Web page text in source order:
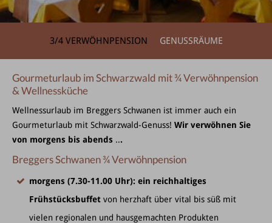
3/4 VERWÖHNPENSION GENUSSRÄUME
Gourmeturlaub im Schwarzwald mit ¾ Verwöhnpension
& Wellnessküche
Wellnessurlaub im Breggers Schwanen ist immer auch ein
Gourmeturlaub mit Schwarzwald-Genuss! Wir verwöhnen Sie
von morgens bis abends ...
Breggers Schwanen ¾ Verwöhnpension
morgens (7.30-11.00 Uhr): ein reichhaltiges
Frühstücksbuffet von herzhaft über vital bis süß mit
vielen regionalen und hausgemachten Produkten